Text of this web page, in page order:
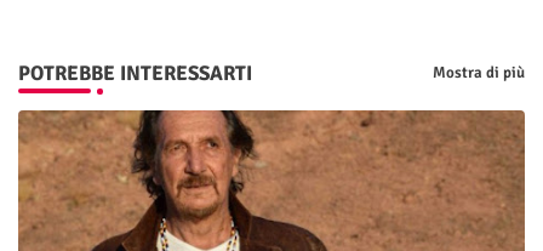
POTREBBE INTERESSARTI Mostra di più